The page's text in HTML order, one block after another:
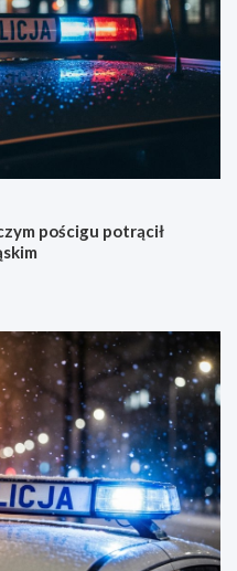
pościgu potrącił